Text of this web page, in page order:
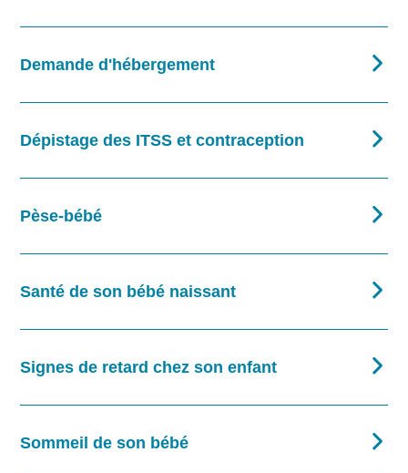
Demande d'hébergement
Dépistage des ITSS et contraception
Pèse-bébé
Santé de son bébé naissant
Signes de retard chez son enfant
Sommeil de son bébé